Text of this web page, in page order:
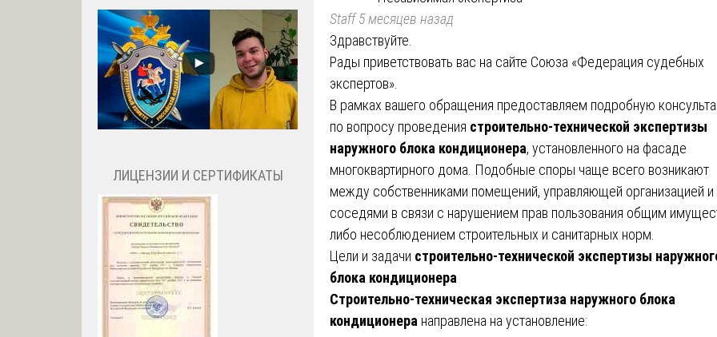
Staff5 месяцев назад
Здравствуйте.
Рады приветствовать вас на сайте Союза «Федерация судебных
экспертов».
В рамках вашего обращения предоставляем подробную
по вопросу проведения строительно-технической экспертизы
наружного блока кондиционера, установленного на фасаде
многоквартирного дома. Подобные споры чаще всего возникают
между собственниками помещений, управляющей организацией и
соседями в связи с нарушением прав пользования общим
либо несоблюдением строительных и санитарных норм.
Цели и задачи строительно-технической экспертизы
блока кондиционера
Строительно-техническая экспертиза наружного блока
кондиционера направлена на установление:
ЛИЦЕНЗИИ И СЕРТИФИКАТЫ